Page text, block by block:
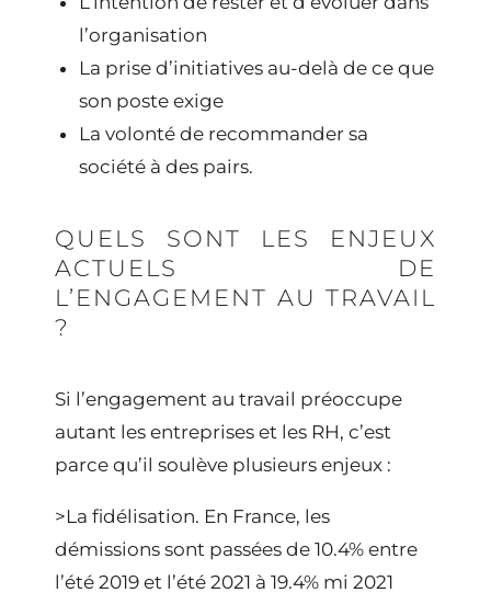
l’organisation
La prise d’initiatives au-delà de ce que
son poste exige
La volonté de recommander sa
société à des pairs.
QUELS SONT LES ENJEUX
ACTUELS DE
L’ENGAGEMENT AU TRAVAIL
?
Si l’engagement au travail préoccupe
autant les entreprises et les RH, c’est
parce qu’il soulève plusieurs enjeux :
>La fidélisation. En France, les
démissions sont passées de 10.4% entre
l’été 2019 et l’été 2021 à 19.4% mi 2021